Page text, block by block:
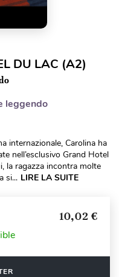
DU LAC (A2)
leggendo
internazionale, Carolina ha
nell’esclusivo Grand Hotel
la ragazza incontra molte
si... LIRE LA SUITE
10,02 €